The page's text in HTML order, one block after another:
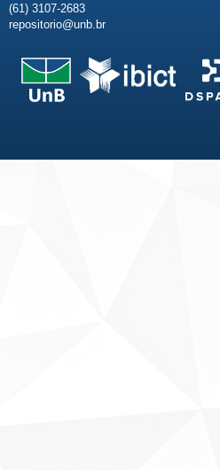
(61) 3107-2683
repositorio@unb.br